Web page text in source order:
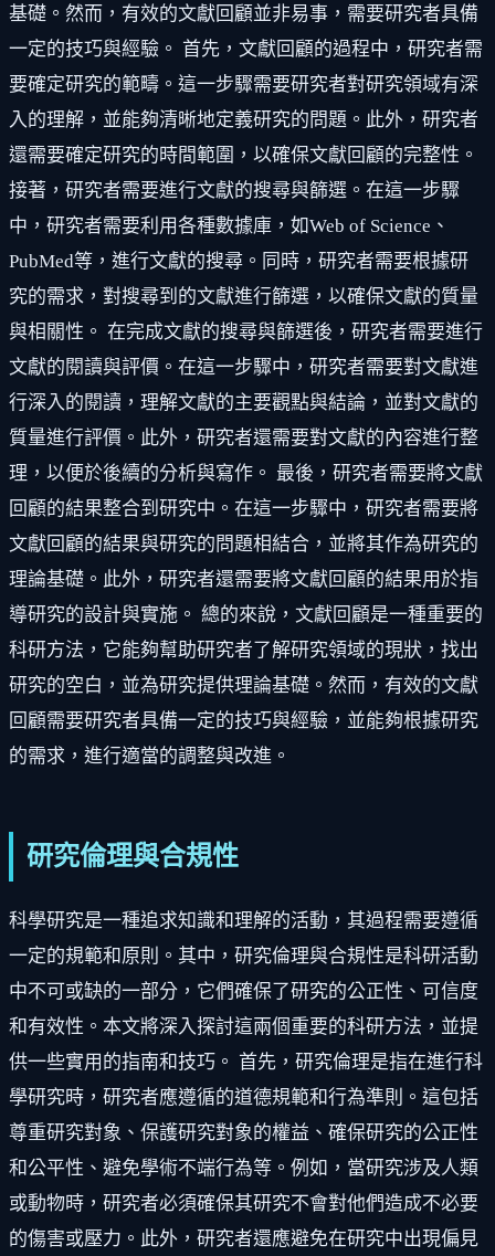
基礎。然而，有效的文獻回顧並非易事，需要研究者具備
一定的技巧與經驗。 首先，文獻回顧的過程中，研究者需
要確定研究的範疇。這一步驟需要研究者對研究領域有深
入的理解，並能夠清晰地定義研究的問題。此外，研究者
還需要確定研究的時間範圍，以確保文獻回顧的完整性。
接著，研究者需要進行文獻的搜尋與篩選。在這一步驟
中，研究者需要利用各種數據庫，如Web of Science、
PubMed等，進行文獻的搜尋。同時，研究者需要根據研
究的需求，對搜尋到的文獻進行篩選，以確保文獻的質量
與相關性。 在完成文獻的搜尋與篩選後，研究者需要進行
文獻的閱讀與評價。在這一步驟中，研究者需要對文獻進
行深入的閱讀，理解文獻的主要觀點與結論，並對文獻的
質量進行評價。此外，研究者還需要對文獻的內容進行整
理，以便於後續的分析與寫作。 最後，研究者需要將文獻
回顧的結果整合到研究中。在這一步驟中，研究者需要將
文獻回顧的結果與研究的問題相結合，並將其作為研究的
理論基礎。此外，研究者還需要將文獻回顧的結果用於指
導研究的設計與實施。 總的來說，文獻回顧是一種重要的
科研方法，它能夠幫助研究者了解研究領域的現狀，找出
研究的空白，並為研究提供理論基礎。然而，有效的文獻
回顧需要研究者具備一定的技巧與經驗，並能夠根據研究
的需求，進行適當的調整與改進。
研究倫理與合規性
科學研究是一種追求知識和理解的活動，其過程需要遵循
一定的規範和原則。其中，研究倫理與合規性是科研活動
中不可或缺的一部分，它們確保了研究的公正性、可信度
和有效性。本文將深入探討這兩個重要的科研方法，並提
供一些實用的指南和技巧。 首先，研究倫理是指在進行科
學研究時，研究者應遵循的道德規範和行為準則。這包括
尊重研究對象、保護研究對象的權益、確保研究的公正性
和公平性、避免學術不端行為等。例如，當研究涉及人類
或動物時，研究者必須確保其研究不會對他們造成不必要
的傷害或壓力。此外，研究者還應避免在研究中出現偏見